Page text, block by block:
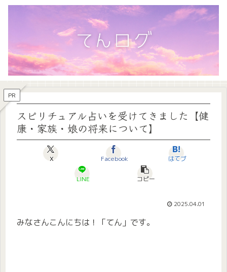
PR
スピリチュアル占いを受けてきました【健
康・家族・娘の将来について】
X Facebook はてブ
LINE コピー
2025.04.01
みなさんこんにちは！「てん」です。